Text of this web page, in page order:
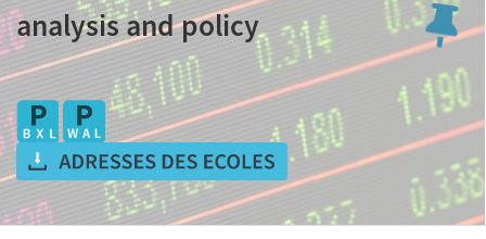
analysis and policy